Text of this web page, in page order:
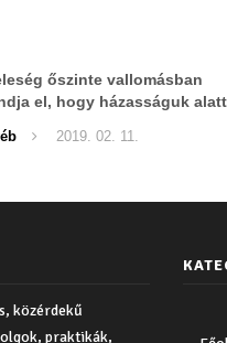
őszinte vallomásban
el, hogy házasságuk
2019. 02. 11.
közérdekű
praktikák,